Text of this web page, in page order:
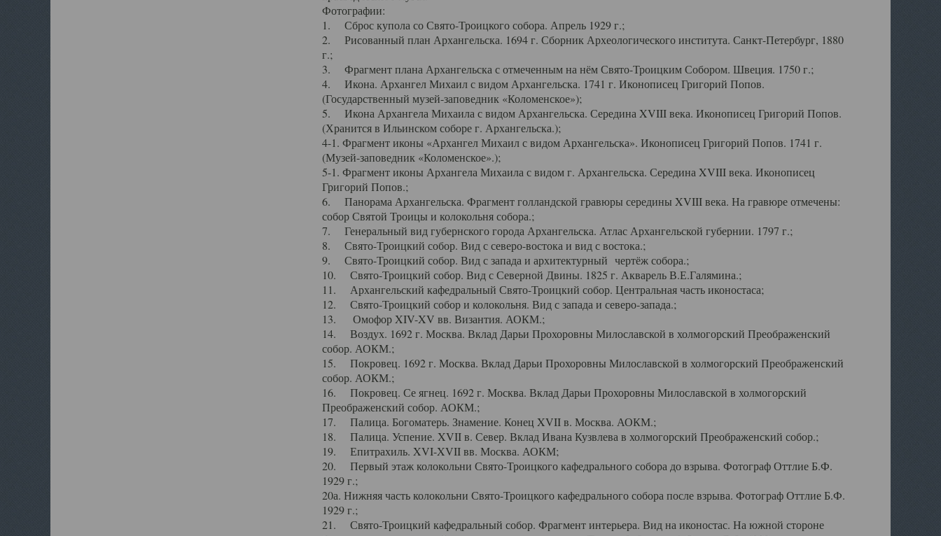
Фотографии:
1. Сброс купола со Свято-Троицкого собора. Апрель 1929 г.;
2. Рисованный план Архангельска. 1694 г. Сборник Археологического института. Санкт-Петербург, 1880
г.;
3. Фрагмент плана Архангельска с отмеченным на нём Свято-Троицким Собором. Швеция. 1750 г.;
4. Икона. Архангел Михаил с видом Архангельска. 1741 г. Иконописец Григорий Попов.
(Государственный музей-заповедник «Коломенское»);
5. Икона Архангела Михаила с видом Архангельска. Середина XVIII века. Иконописец Григорий Попов.
(Хранится в Ильинском соборе г. Архангельска.);
4-1. Фрагмент иконы «Архангел Михаил с видом Архангельска». Иконописец Григорий Попов. 1741 г.
(Музей-заповедник «Коломенское».);
5-1. Фрагмент иконы Архангела Михаила с видом г. Архангельска. Середина XVIII века. Иконописец
Григорий Попов.;
6. Панорама Архангельска. Фрагмент голландской гравюры середины XVIII века. На гравюре отмечены:
собор Святой Троицы и колокольня собора.;
7. Генеральный вид губернского города Архангельска. Атлас Архангельской губернии. 1797 г.;
8. Свято-Троицкий собор. Вид с северо-востока и вид с востока.;
9. Свято-Троицкий собор. Вид с запада и архитектурный чертёж собора.;
10. Свято-Троицкий собор. Вид с Северной Двины. 1825 г. Акварель В.Е.Галямина.;
11. Архангельский кафедральный Свято-Троицкий собор. Центральная часть иконостаса;
12. Свято-Троицкий собор и колокольня. Вид с запада и северо-запада.;
13. Омофор XIV-XV вв. Византия. АОКМ.;
14. Воздух. 1692 г. Москва. Вклад Дарьи Прохоровны Милославской в холмогорский Преображенский
собор. АОКМ.;
15. Покровец. 1692 г. Москва. Вклад Дарьи Прохоровны Милославской в холмогорский Преображенский
собор. АОКМ.;
16. Покровец. Се ягнец. 1692 г. Москва. Вклад Дарьи Прохоровны Милославской в холмогорский
Преображенский собор. АОКМ.;
17. Палица. Богоматерь. Знамение. Конец XVII в. Москва. АОКМ.;
18. Палица. Успение. XVII в. Север. Вклад Ивана Кузвлева в холмогорский Преображенский собор.;
19. Епитрахиль. XVI-XVII вв. Москва. АОКМ;
20. Первый этаж колокольни Свято-Троицкого кафедрального собора до взрыва. Фотограф Оттлие Б.Ф.
1929 г.;
20а. Нижняя часть колокольни Свято-Троицкого кафедрального собора после взрыва. Фотограф Оттлие Б.Ф.
1929 г.;
21. Свято-Троицкий кафедральный собор. Фрагмент интерьера. Вид на иконостас. На южной стороне